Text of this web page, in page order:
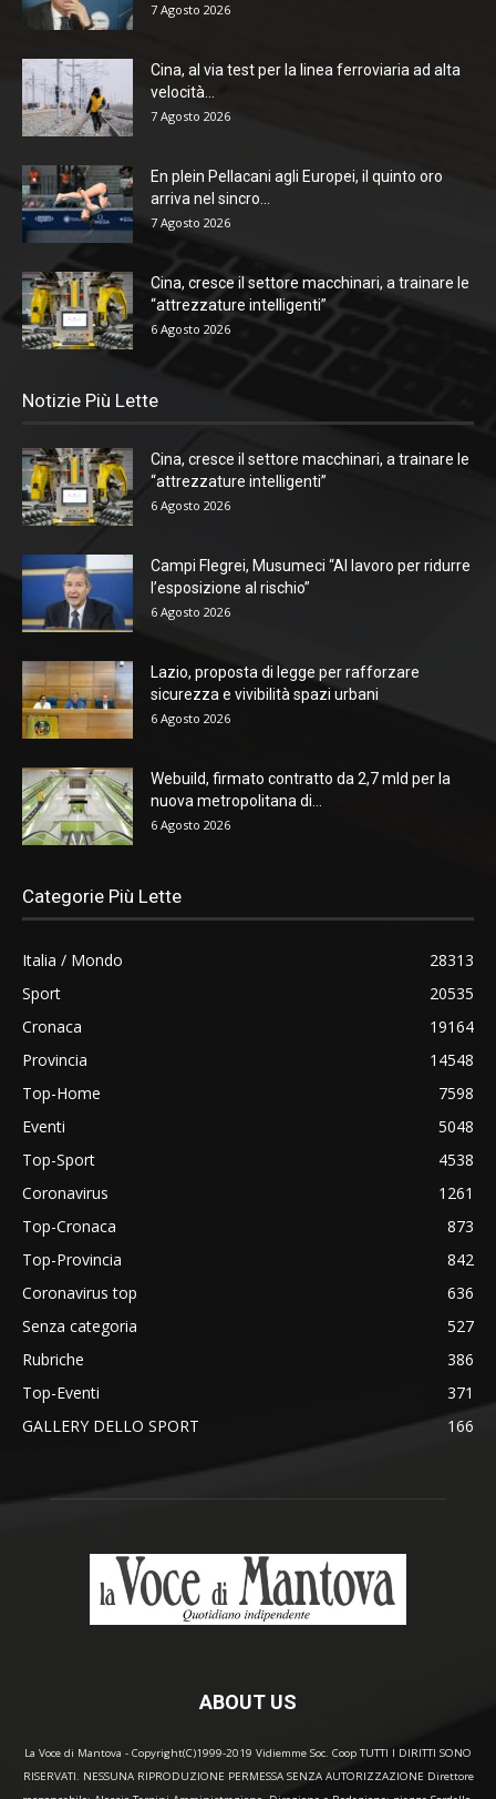
7 Agosto 2026
Cina, al via test per la linea ferroviaria ad alta
velocità...
7 Agosto 2026
En plein Pellacani agli Europei, il quinto oro
arriva nel sincro...
7 Agosto 2026
Cina, cresce il settore macchinari, a trainare le
“attrezzature intelligenti”
6 Agosto 2026
Notizie Più Lette
Cina, cresce il settore macchinari, a trainare le
“attrezzature intelligenti”
6 Agosto 2026
Campi Flegrei, Musumeci “Al lavoro per ridurre
l’esposizione al rischio”
6 Agosto 2026
Lazio, proposta di legge per rafforzare
sicurezza e vivibilità spazi urbani
6 Agosto 2026
Webuild, firmato contratto da 2,7 mld per la
nuova metropolitana di...
6 Agosto 2026
Categorie Più Lette
Italia / Mondo
28313
Sport
20535
Cronaca
19164
Provincia
14548
Top-Home
7598
Eventi
5048
Top-Sport
4538
Coronavirus
1261
Top-Cronaca
873
Top-Provincia
842
Coronavirus top
636
Senza categoria
527
Rubriche
386
Top-Eventi
371
GALLERY DELLO SPORT
166
ABOUT US
La Voce di Mantova - Copyright(C)1999-2019 Vidiemme Soc. Coop TUTTI I DIRITTI SONO
RISERVATI. NESSUNA RIPRODUZIONE PERMESSA SENZA AUTORIZZAZIONE Direttore